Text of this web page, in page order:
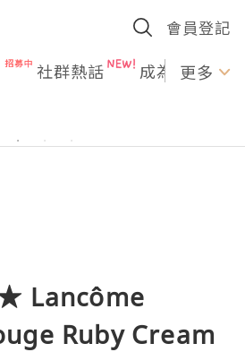
會員登記
社群熱話 成為U更多
Lancôme
Ruby Cream